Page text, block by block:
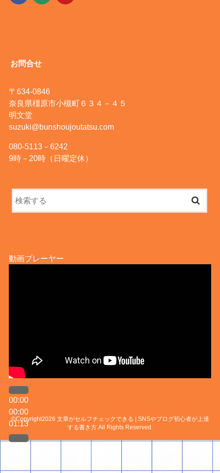
お問合せ
〒634-0846
奈良県橿原市小槻町６３４－４５
明文堂
suzuki@bunshoujoutatsu.com
080-5113－6242
9時－20時（日曜定休）
動画プレーヤー
00:00
00:00
01:13
©Copyright2026 文章がセルフチェックできる | SNSやブログ初心者が上達
する書き方 .All Rights Reserved.